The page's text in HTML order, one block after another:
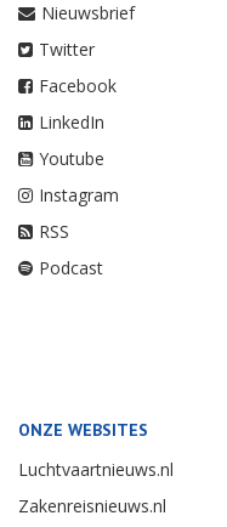
Nieuwsbrief
Twitter
Facebook
LinkedIn
Youtube
Instagram
RSS
Podcast
ONZE WEBSITES
Luchtvaartnieuws.nl
Zakenreisnieuws.nl